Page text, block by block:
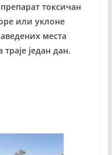
токсичан
или уклоне
места
један дан.